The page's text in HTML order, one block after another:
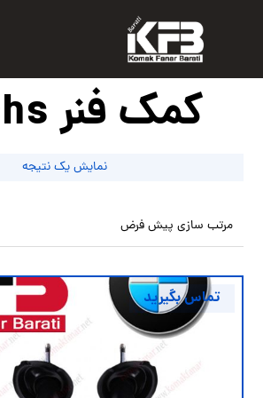
کمک فنر Suchs
نمایش یک نتیجه
تماس بگیرید